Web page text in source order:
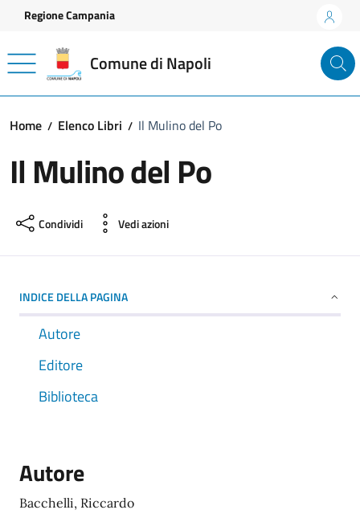
Vai ai contenuti
Vai al footer
Regione Campania
Comune di Napoli
Home Elenco Libri Il Mulino del Po
Il Mulino del Po
Condividi Vedi azioni
INDICE DELLA PAGINA
Autore
Editore
Biblioteca
Autore
Bacchelli, Riccardo